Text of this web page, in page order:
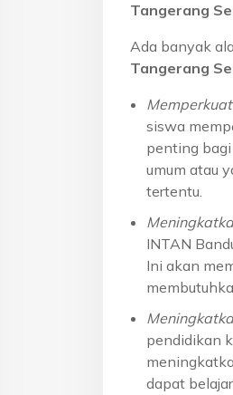
Tangerang
Ada banyak
Tangerang
siswa
penting
umum atau
tertentu.
INTAN
Ini akan
pendidikan
dapat